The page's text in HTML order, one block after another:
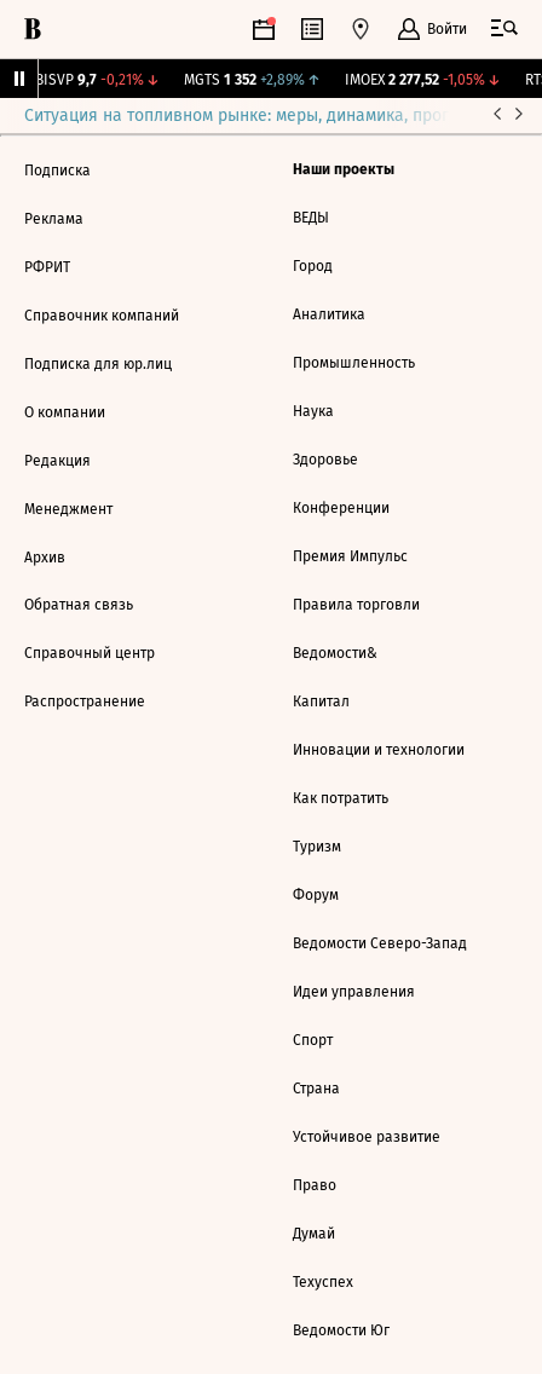
Войти
BISVP 9,7 -0,21%↓ MGTS 1 352 +2,89%↑ IMOEX 2 277,52 -1,05%↓
Ситуация на топливном рынке: меры, динамика, прогнозы
Подписка
Реклама
РФРИТ
Справочник компаний
Подписка для юр.лиц
О компании
Редакция
Менеджмент
Архив
Обратная связь
Справочный центр
Распространение
Наши проекты
ВЕДЫ
Город
Аналитика
Промышленность
Наука
Здоровье
Конференции
Премия Импульс
Правила торговли
Ведомости&
Капитал
Инновации и технологии
Как потратить
Туризм
Форум
Ведомости Северо-Запад
Идеи управления
Спорт
Страна
Устойчивое развитие
Право
Думай
Техуспех
Ведомости Юг